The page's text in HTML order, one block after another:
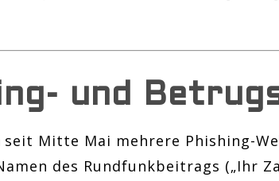
und
Mitte Mai mehrere Phishing-
des Rundfunkbeitrags („Ihr